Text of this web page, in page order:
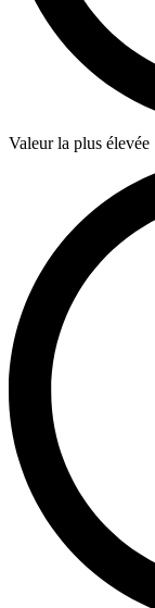
Valeur la plus élevée